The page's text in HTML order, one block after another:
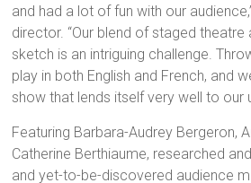
and had a lot of fun with our
director. “Our blend of staged theatre
sketch is an intriguing challenge.
play in both English and French, and
show that lends itself very well to our
Featuring Barbara-Audrey Bergeron,
Catherine Berthiaume, researched
and yet-to-be-discovered audience